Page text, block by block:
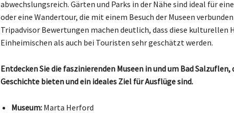
abwechslungsreich. Gärten und Parks in der Nähe sind ideal für
oder eine Wandertour, die mit einem Besuch der Museen
Tripadvisor Bewertungen machen deutlich, dass diese kulturellen
Einheimischen als auch bei Touristen sehr geschätzt werden.
Entdecken Sie die faszinierenden Museen in und um Bad
Geschichte bieten und ein ideales Ziel für Ausflüge sind.
Museum:Marta Herford